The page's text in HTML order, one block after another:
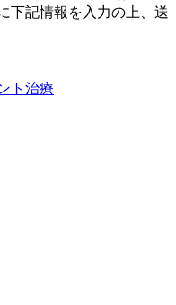
下記情報を入力の上、送